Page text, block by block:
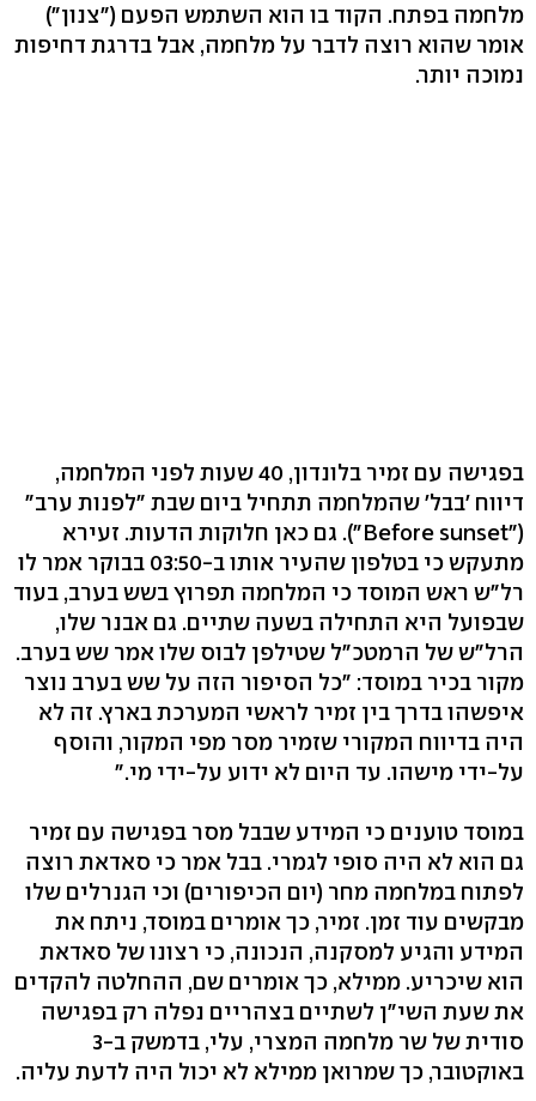
מלחמה בפתח. הקוד בו הוא השתמש הפעם ("צנון")
אומר שהוא רוצה לדבר על מלחמה, אבל בדרגת דחיפות
נמוכה יותר.
בפגישה עם זמיר בלונדון, 40 שעות לפני המלחמה,
דיווח 'בבל' שהמלחמה תתחיל ביום שבת "לפנות ערב"
("Before sunset"). גם כאן חלוקות הדעות. זעירא
מתעקש כי בטלפון שהעיר אותו ב-03:50 בבוקר אמר לו
רל"ש ראש המוסד כי המלחמה תפרוץ בשש בערב, בעוד
שבפועל היא התחילה בשעה שתיים. גם אבנר שלו,
הרל"ש של הרמטכ"ל שטילפן לבוס שלו אמר שש בערב.
מקור בכיר במוסד: "כל הסיפור הזה על שש בערב נוצר
איפשהו בדרך בין זמיר לראשי המערכת בארץ. זה לא
היה בדיווח המקורי שזמיר מסר מפי המקור, והוסף
על-ידי מישהו. עד היום לא ידוע על-ידי מי."
במוסד טוענים כי המידע שבבל מסר בפגישה עם זמיר
גם הוא לא היה סופי לגמרי. בבל אמר כי סאדאת רוצה
לפתוח במלחמה מחר (יום הכיפורים) וכי הגנרלים שלו
מבקשים עוד זמן. זמיר, כך אומרים במוסד, ניתח את
המידע והגיע למסקנה, הנכונה, כי רצונו של סאדאת
הוא שיכריע. ממילא, כך אומרים שם, ההחלטה להקדים
את שעת השי"ן לשתיים בצהריים נפלה רק בפגישה
סודית של שר מלחמה המצרי, עלי, בדמשק ב-3
באוקטובר, כך שמרואן ממילא לא יכול היה לדעת עליה.